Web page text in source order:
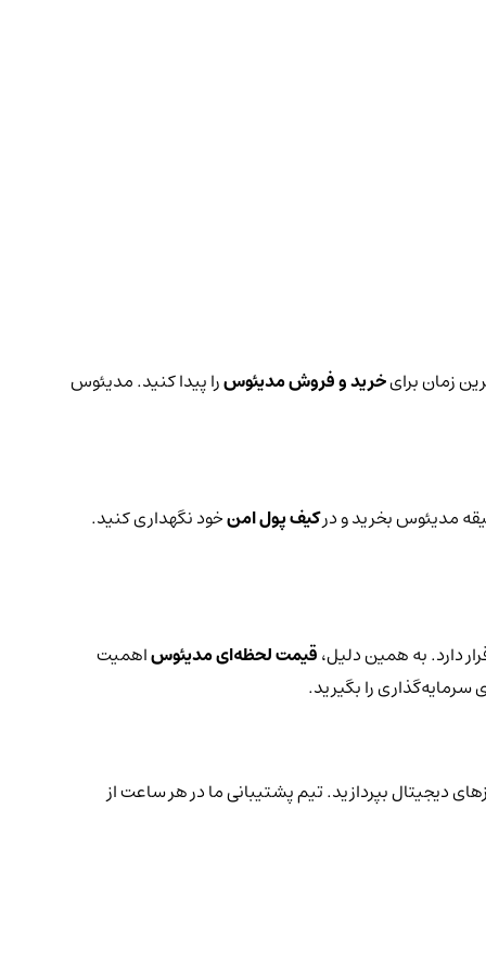
زمان برایخرید و فروش مدیئوسرا پیدا کنید. مدیئوس
مدیئوس بخرید و درکیف پول امنخود نگهداری کنید.
دارد. به همین دلیل،قیمت لحظه‌ای مدیئوساهمیت
را بگیرید.
دیجیتال بپردازید. تیم پشتیبانی ما در هر ساعت از